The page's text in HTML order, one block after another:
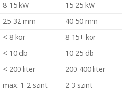
8-15 kW
15-25 kW
25-32 mm
40-50 mm
< 8 kör
8-15+ kör
< 10 db
10-25 db
< 200 liter
200-400 liter
max. 1-2 szint
2-3 szint